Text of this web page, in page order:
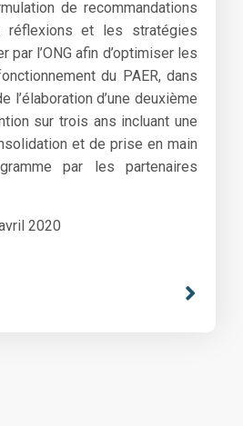
de recommandations
et les stratégies
par l’ONG afin d’optimiser les
du PAER, dans
l’élaboration d’une deuxième
sur trois ans incluant une
et de prise en main
par les partenaires
2020